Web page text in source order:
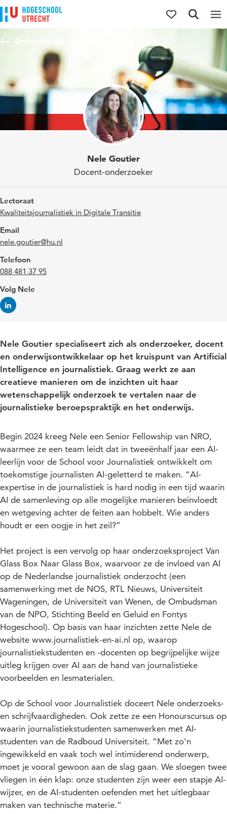
Direct naar de inhoud
Direct naar de hoofdnavigatie
Direct naar de zoekfunctie
Onderzoekers
Nele Goutier
Docent-onderzoeker
Lectoraat
Kwaliteitsjournalistiek in Digitale Transitie
Email
nele.goutier@hu.nl
Telefoon
088 481 37 95
Volg Nele
Nele Goutier specialiseert zich als onderzoeker, docent
en onderwijsontwikkelaar op het kruispunt van Artificial
Intelligence en journalistiek. Graag werkt ze aan
creatieve manieren om de inzichten uit haar
wetenschappelijk onderzoek te vertalen naar de
journalistieke beroepspraktijk en het onderwijs.
Begin 2024 kreeg Nele een Senior Fellowship van NRO,
waarmee ze een team leidt dat in tweeënhalf jaar een AI-
leerlijn voor de School voor Journalistiek ontwikkelt om
toekomstige journalisten AI-geletterd te maken. “AI-
expertise in de journalistiek is hard nodig in een tijd waarin
AI de samenleving op alle mogelijke manieren beïnvloedt
en wetgeving achter de feiten aan hobbelt. Wie anders
houdt er een oogje in het zeil?”
Het project is een vervolg op haar onderzoeksproject Van
Glass Box Naar Glass Box, waarvoor ze de invloed van AI
op de Nederlandse journalistiek onderzocht (een
samenwerking met de NOS, RTL Nieuws, Universiteit
Wageningen, de Universiteit van Wenen, de Ombudsman
van de NPO, Stichting Beeld en Geluid en Fontys
Hogeschool). Op basis van haar inzichten zette Nele de
website www.journalistiek-en-ai.nl op, waarop
journalistiekstudenten en -docenten op begrijpelijke wijze
uitleg krijgen over AI aan de hand van journalistieke
voorbeelden en lesmaterialen.
Op de School voor Journalistiek doceert Nele onderzoeks-
en schrijfvaardigheden. Ook zette ze een Honourscursus op
waarin journalistiekstudenten samenwerken met AI-
studenten van de Radboud Universiteit. “Met zo’n
ingewikkeld en vaak toch wel intimiderend onderwerp,
moet je vooral gewoon aan de slag gaan. We sloegen twee
vliegen in één klap: onze studenten zijn weer een stapje AI-
wijzer, en de AI-studenten oefenden met het uitlegbaar
maken van technische materie.”